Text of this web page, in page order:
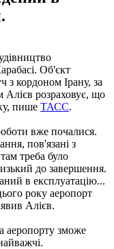
Об'єкт
з кордоном Ірану, за
Алієв розраховує, що
пише ТАСС.
вже почалися.
пов'язані з
треба було
до завершення.
в експлуатацію...
року аеропорт
Алієв.
аеропорту зможе